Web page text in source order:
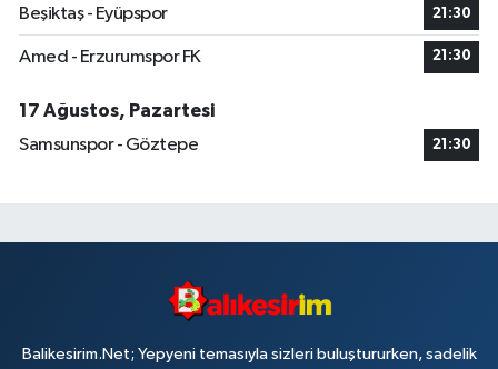
Beşiktaş - Eyüpspor 21:30
Amed - Erzurumspor FK 21:30
17 Ağustos, Pazartesi
Samsunspor - Göztepe
21:30
Balikesirim.Net; Yepyeni temasıyla sizleri buluştururken, sadelik